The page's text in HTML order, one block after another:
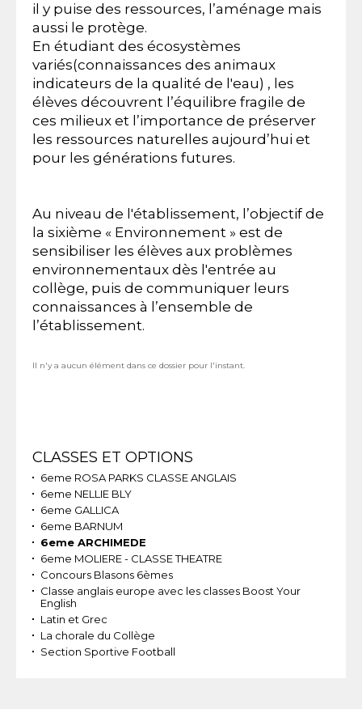
il y puise des ressources, l’aménage mais
aussi le protège.
En étudiant des écosystèmes
variés(connaissances des animaux
indicateurs de la qualité de l'eau) , les
élèves découvrent l’équilibre fragile de
ces milieux et l’importance de préserver
les ressources naturelles aujourd’hui et
pour les générations futures.
Au niveau de l'établissement, l’objectif de
la sixième « Environnement » est de
sensibiliser les élèves aux problèmes
environnementaux dès l'entrée au
collège, puis de communiquer leurs
connaissances à l’ensemble de
l’établissement.
Il n'y a aucun élément dans ce dossier pour l'instant.
Navigation
CLASSES ET OPTIONS
6eme ROSA PARKS CLASSE ANGLAIS
6eme NELLIE BLY
6eme GALLICA
6eme BARNUM
6eme ARCHIMEDE
6eme MOLIERE - CLASSE THEATRE
Concours Blasons 6èmes
Classe anglais europe avec les classes Boost Your
English
Latin et Grec
La chorale du Collège
Section Sportive Football